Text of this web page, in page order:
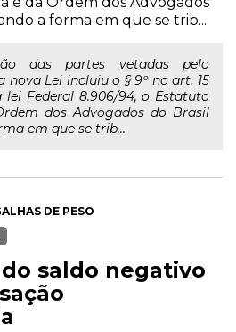
a forma em que se trib...
das partes vetadas pelo
nova Lei incluiu o § 9º no art. 15
lei Federal 8.906/94, o Estatuto
dos Advogados do Brasil
em que se trib...
DE PESO
saldo negativo